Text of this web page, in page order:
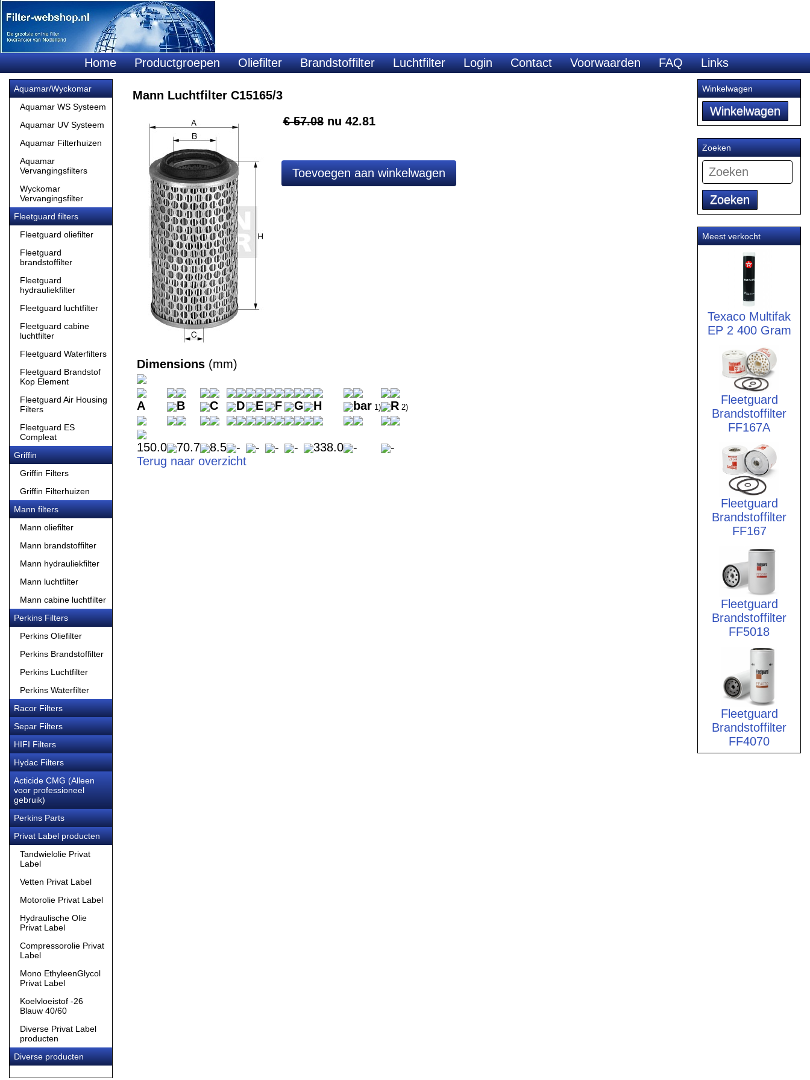
Home Productgroepen Oliefilter Brandstoffilter Luchtfilter Login Contact Voorwaarden FAQ Links
Aquamar/Wyckomar
Aquamar WS Systeem
Aquamar UV Systeem
Aquamar Filterhuizen
Aquamar
Vervangingsfilters
Wyckomar
Vervangingsfilter
Fleetguard filters
Fleetguard oliefilter
Fleetguard
brandstoffilter
Fleetguard
hydrauliekfilter
Fleetguard luchtfilter
Fleetguard cabine
luchtfilter
Fleetguard Waterfilters
Fleetguard Brandstof
Kop Element
Fleetguard Air Housing
Filters
Fleetguard ES
Compleat
Griffin
Griffin Filters
Griffin Filterhuizen
Mann filters
Mann oliefilter
Mann brandstoffilter
Mann hydrauliekfilter
Mann luchtfilter
Mann cabine luchtfilter
Perkins Filters
Perkins Oliefilter
Perkins Brandstoffilter
Perkins Luchtfilter
Perkins Waterfilter
Racor Filters
Separ Filters
HIFI Filters
Hydac Filters
Acticide CMG (Alleen
voor professioneel
gebruik)
Perkins Parts
Privat Label producten
Tandwielolie Privat
Label
Vetten Privat Label
Motorolie Privat Label
Hydraulische Olie
Privat Label
Compressorolie Privat
Label
Mono EthyleenGlycol
Privat Label
Koelvloeistof -26
Blauw 40/60
Diverse Privat Label
producten
Diverse producten
Mann Luchtfilter C15165/3
€ 57.08nu 42.81
Dimensions (mm)
A B C D E F G H bar1) R2)
150.0 70.7 8.5 - - - - 338.0 -
-
Terug naar overzicht
Winkelwagen
Zoeken
Zoeken
Meest verkocht
Texaco Multifak
EP 2 400 Gram
Fleetguard
Brandstoffilter
FF167A
Fleetguard
Brandstoffilter
FF167
Fleetguard
Brandstoffilter
FF5018
Fleetguard
Brandstoffilter
FF4070